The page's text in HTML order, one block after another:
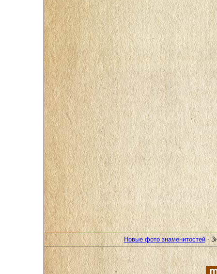
Новые фото знаменитостей-